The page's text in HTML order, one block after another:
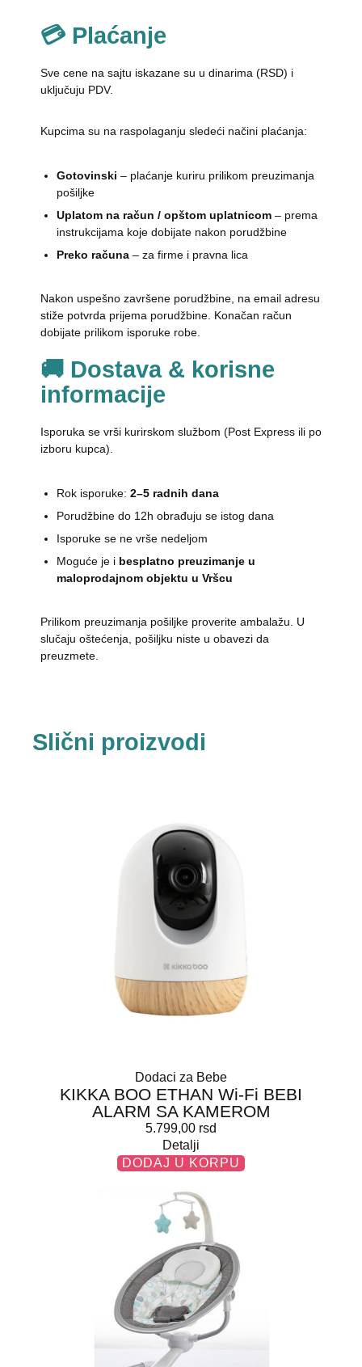
💳 Plaćanje
Sve cene na sajtu iskazane su u dinarima (RSD) i
uključuju PDV.
Kupcima su na raspolaganju sledeći načini plaćanja:
Gotovinski – plaćanje kuriru prilikom preuzimanja
pošiljke
Uplatom na račun / opštom uplatnicom– prema
instrukcijama koje dobijate nakon porudžbine
Preko računa– za firme i pravna lica
Nakon uspešno završene porudžbine, na email adresu
stiže potvrda prijema porudžbine. Konačan račun
dobijate prilikom isporuke robe.
🚚 Dostava & korisne
informacije
Isporuka se vrši kurirskom službom (Post Express ili po
izboru kupca).
Rok isporuke: 2–5 radnih dana
Porudžbine do 12h obrađuju se istog dana
Isporuke se ne vrše nedeljom
Moguće je i besplatno preuzimanje u
maloprodajnom objektu u Vršcu
Prilikom preuzimanja pošiljke proverite ambalažu. U
slučaju oštećenja, pošiljku niste u obavezi da
preuzmete.
Slični proizvodi
Dodaci za Bebe
KIKKA BOO ETHAN Wi-Fi BEBI
ALARM SA KAMEROM
5.799,00 rsd
Detalji
DODAJ U KORPU